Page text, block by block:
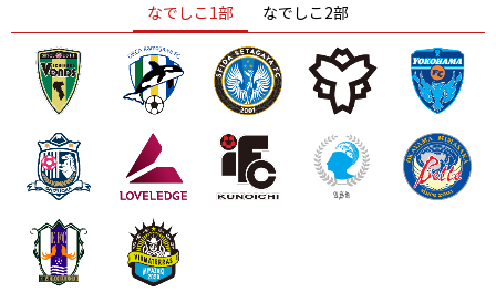
ニッパツ 名古屋 静岡 愛媛Ｌ
なでしこ1部 なでしこ2部